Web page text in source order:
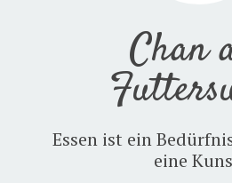
Chan
Essen ist ein
eine